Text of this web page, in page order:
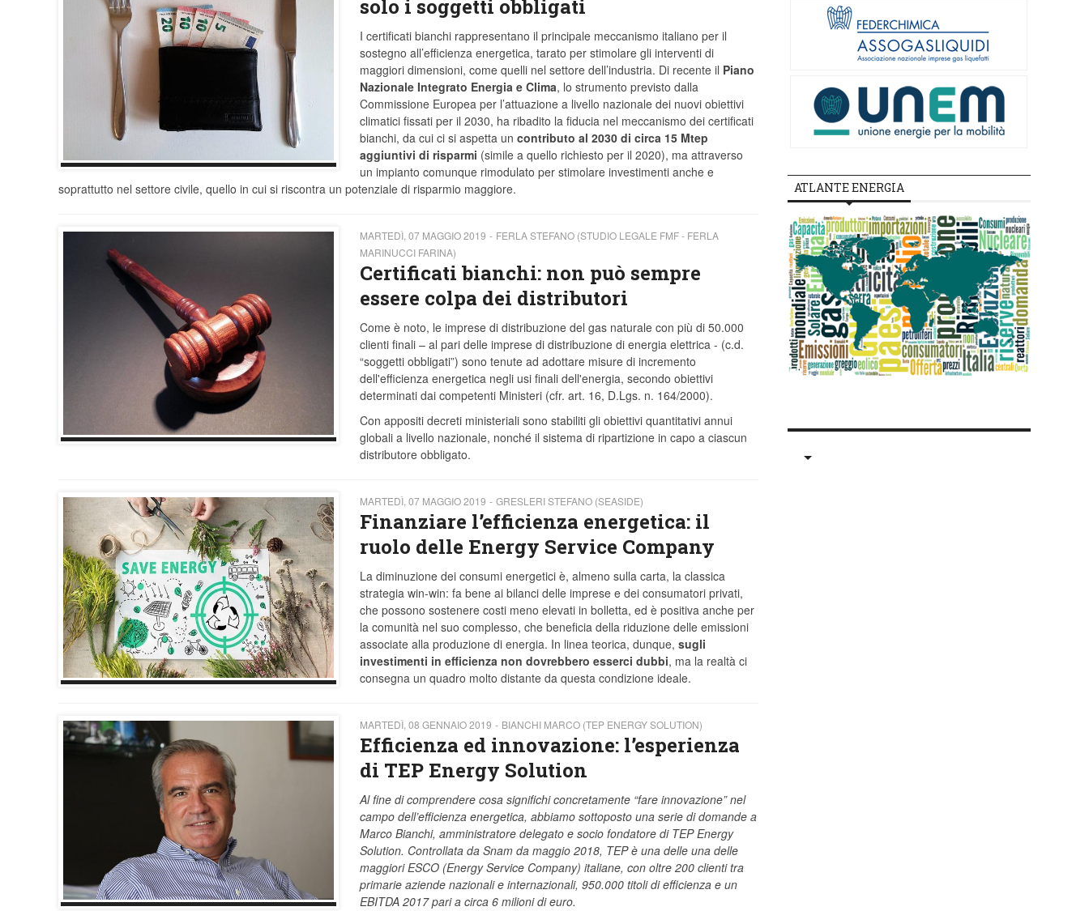
solo i soggetti obbligati
I certificati bianchi rappresentano il principale meccanismo italiano per il
sostegno all’efficienza energetica, tarato per stimolare gli interventi di
maggiori dimensioni, come quelli nel settore dell’industria. Di recente il Piano
Nazionale Integrato Energia e Clima, lo strumento previsto dalla
Commissione Europea per l’attuazione a livello nazionale dei nuovi obiettivi
climatici fissati per il 2030, ha ribadito la fiducia nel meccanismo dei certificati
bianchi, da cui ci si aspetta un contributo al 2030 di circa 15 Mtep
aggiuntivi di risparmi (simile a quello richiesto per il 2020), ma attraverso
un impianto comunque rimodulato per stimolare investimenti anche e
soprattutto nel settore civile, quello in cui si riscontra un potenziale di risparmio maggiore.
MARTEDÌ, 07 MAGGIO 2019
FERLA STEFANO (STUDIO LEGALE FMF - FERLA
MARINUCCI FARINA)
Certificati bianchi: non può sempre
essere colpa dei distributori
Come è noto, le imprese di distribuzione del gas naturale con più di 50.000
clienti finali – al pari delle imprese di distribuzione di energia elettrica - (c.d.
“soggetti obbligati”) sono tenute ad adottare misure di incremento
dell'efficienza energetica negli usi finali dell'energia, secondo obiettivi
determinati dai competenti Ministeri (cfr. art. 16, D.Lgs. n. 164/2000).
Con appositi decreti ministeriali sono stabiliti gli obiettivi quantitativi annui
globali a livello nazionale, nonché il sistema di ripartizione in capo a ciascun
distributore obbligato.
MARTEDÌ, 07 MAGGIO 2019 GRESLERI STEFANO (SEASIDE)
Finanziare l’efficienza energetica: il
ruolo delle Energy Service Company
La diminuzione dei consumi energetici è, almeno sulla carta, la classica
strategia win-win: fa bene ai bilanci delle imprese e dei consumatori privati,
che possono sostenere costi meno elevati in bolletta, ed è positiva anche per
la comunità nel suo complesso, che beneficia della riduzione delle emissioni
associate alla produzione di energia. In linea teorica, dunque, sugli
investimenti in efficienza non dovrebbero esserci dubbi, ma la realtà ci
consegna un quadro molto distante da questa condizione ideale.
MARTEDÌ, 08 GENNAIO 2019 BIANCHI MARCO (TEP ENERGY SOLUTION)
Efficienza ed innovazione: l’esperienza
di TEP Energy Solution
Al fine di comprendere cosa significhi concretamente “fare innovazione” nel
campo dell’efficienza energetica, abbiamo sottoposto una serie di domande a
Marco Bianchi, amministratore delegato e socio fondatore di TEP Energy
Solution. Controllata da Snam da maggio 2018, TEP è una delle una delle
maggiori ESCO (Energy Service Company) italiane, con oltre 200 clienti tra
primarie aziende nazionali e internazionali, 950.000 titoli di efficienza e un
EBITDA 2017 pari a circa 6 milioni di euro.
ATLANTE ENERGIA